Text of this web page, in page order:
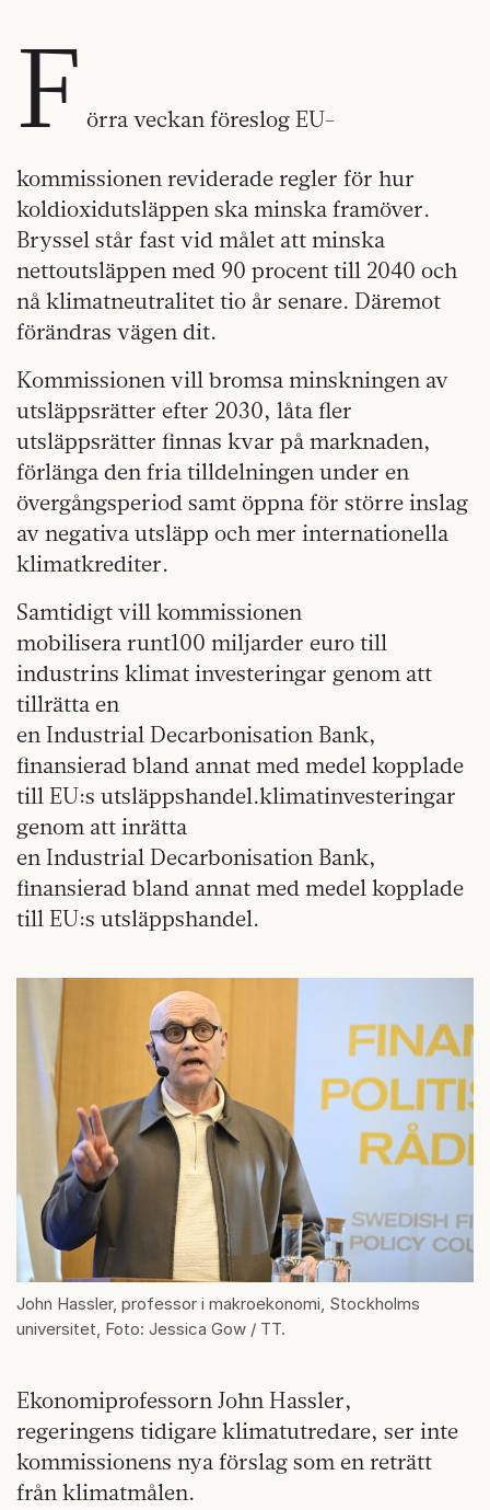
F örra veckan föreslog EU-
kommissionen reviderade regler för hur
koldioxidutsläppen ska minska framöver.
Bryssel står fast vid målet att minska
nettoutsläppen med 90 procent till 2040 och
nå klimatneutralitet tio år senare. Däremot
förändras vägen dit.
Kommissionen vill bromsa minskningen av
utsläppsrätter efter 2030, låta fler
utsläppsrätter finnas kvar på marknaden,
förlänga den fria tilldelningen under en
övergångsperiod samt öppna för större inslag
av negativa utsläpp och mer internationella
klimatkrediter.
Samtidigt vill kommissionen
mobilisera runt100 miljarder euro till
industrins klimat investeringar genom att
tillrätta en
en Industrial Decarbonisation Bank,
finansierad bland annat med medel kopplade
till EU:s utsläppshandel.klimatinvesteringar
genom att inrätta
en Industrial Decarbonisation Bank,
finansierad bland annat med medel kopplade
till EU:s utsläppshandel.
John Hassler, professor i makroekonomi, Stockholms
universitet, Foto: Jessica Gow / TT.
Ekonomiprofessorn John Hassler,
regeringens tidigare klimatutredare, ser inte
kommissionens nya förslag som en reträtt
från klimatmålen.